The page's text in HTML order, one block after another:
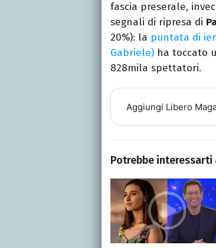
fascia preserale,
segnali di ripresa di
20%): la puntata di
Gabriele) ha toccato
828mila spettatori.
Aggiungi Libero
Potrebbe interessarti